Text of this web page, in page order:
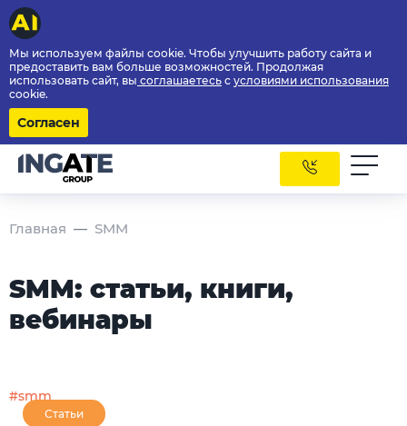
Мы используем файлы cookie. Чтобы улучшить работу сайта и
предоставить вам больше возможностей. Продолжая
использовать сайт, вы соглашаетесь с условиями использования
cookie.
Согласен
Главная SMM
SMM: статьи, книги,
вебинары
#smm
Статьи